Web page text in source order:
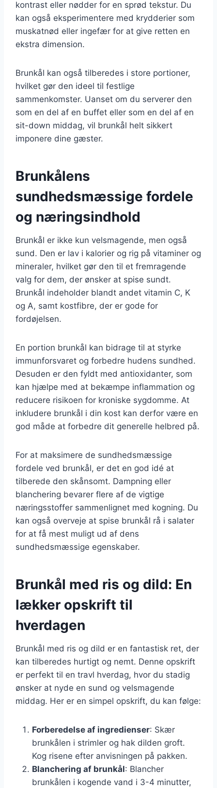
kontrast eller nødder for en sprød tekstur. Du
kan også eksperimentere med krydderier som
muskatnød eller ingefær for at give retten en
ekstra dimension.
Brunkål kan også tilberedes i store portioner,
hvilket gør den ideel til festlige
sammenkomster. Uanset om du serverer den
som en del af en buffet eller som en del af en
sit-down middag, vil brunkål helt sikkert
imponere dine gæster.
Brunkålens
sundhedsmæssige fordele
og næringsindhold
Brunkål er ikke kun velsmagende, men også
sund. Den er lav i kalorier og rig på vitaminer og
mineraler, hvilket gør den til et fremragende
valg for dem, der ønsker at spise sundt.
Brunkål indeholder blandt andet vitamin C, K
og A, samt kostfibre, der er gode for
fordøjelsen.
En portion brunkål kan bidrage til at styrke
immunforsvaret og forbedre hudens sundhed.
Desuden er den fyldt med antioxidanter, som
kan hjælpe med at bekæmpe inflammation og
reducere risikoen for kroniske sygdomme. At
inkludere brunkål i din kost kan derfor være en
god måde at forbedre dit generelle helbred på.
For at maksimere de sundhedsmæssige
fordele ved brunkål, er det en god idé at
tilberede den skånsomt. Dampning eller
blanchering bevarer flere af de vigtige
næringsstoffer sammenlignet med kogning. Du
kan også overveje at spise brunkål rå i salater
for at få mest muligt ud af dens
sundhedsmæssige egenskaber.
Brunkål med ris og dild: En
lækker opskrift til
hverdagen
Brunkål med ris og dild er en fantastisk ret, der
kan tilberedes hurtigt og nemt. Denne opskrift
er perfekt til en travl hverdag, hvor du stadig
ønsker at nyde en sund og velsmagende
middag. Her er en simpel opskrift, du kan følge:
Forberedelse af ingredienser: Skær
brunkålen i strimler og hak dilden groft.
Kog risene efter anvisningen på pakken.
Blanchering af brunkål: Blancher
brunkålen i kogende vand i 3-4 minutter,